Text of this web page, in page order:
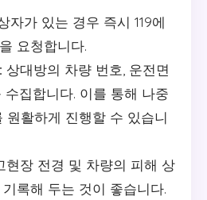
자가 있는 경우 즉시 119에
요청합니다.
상대방의 차량 번호, 운전면
수집합니다. 이를 통해 나중
원활하게 진행할 수 있습니
현장 전경 및 차량의 피해 상
록해 두는 것이 좋습니다.